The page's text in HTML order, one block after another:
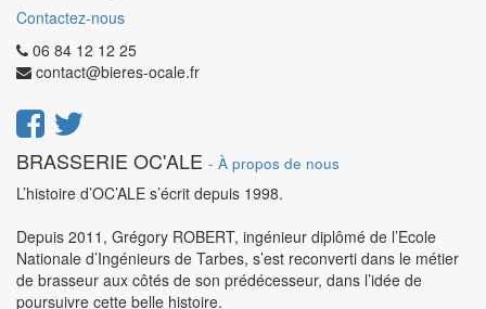
Contactez-nous
06 84 12 12 25
contact@bieres-ocale.fr
BRASSERIE OC'ALE - À propos de nous
L’histoire d’OC’ALE s’écrit depuis 1998.
Depuis 2011, Grégory ROBERT, ingénieur diplômé de l’Ecole
Nationale d’Ingénieurs de Tarbes, s’est reconverti dans le métier
de brasseur aux côtés de son prédécesseur, dans l’idée de
poursuivre cette belle histoire.